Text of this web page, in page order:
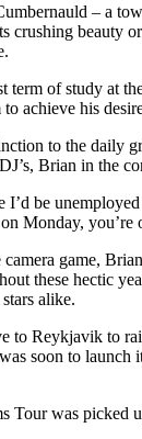
– a
crushing beauty
term of study at
achieve his
to the daily
Brian in the
I’d be
Monday, you’re
game,
these hectic
alike.
to Reykjavik to
soon to
Tour was picked